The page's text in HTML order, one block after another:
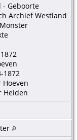
- Geboorte
Archief Westland
1872
Heiden